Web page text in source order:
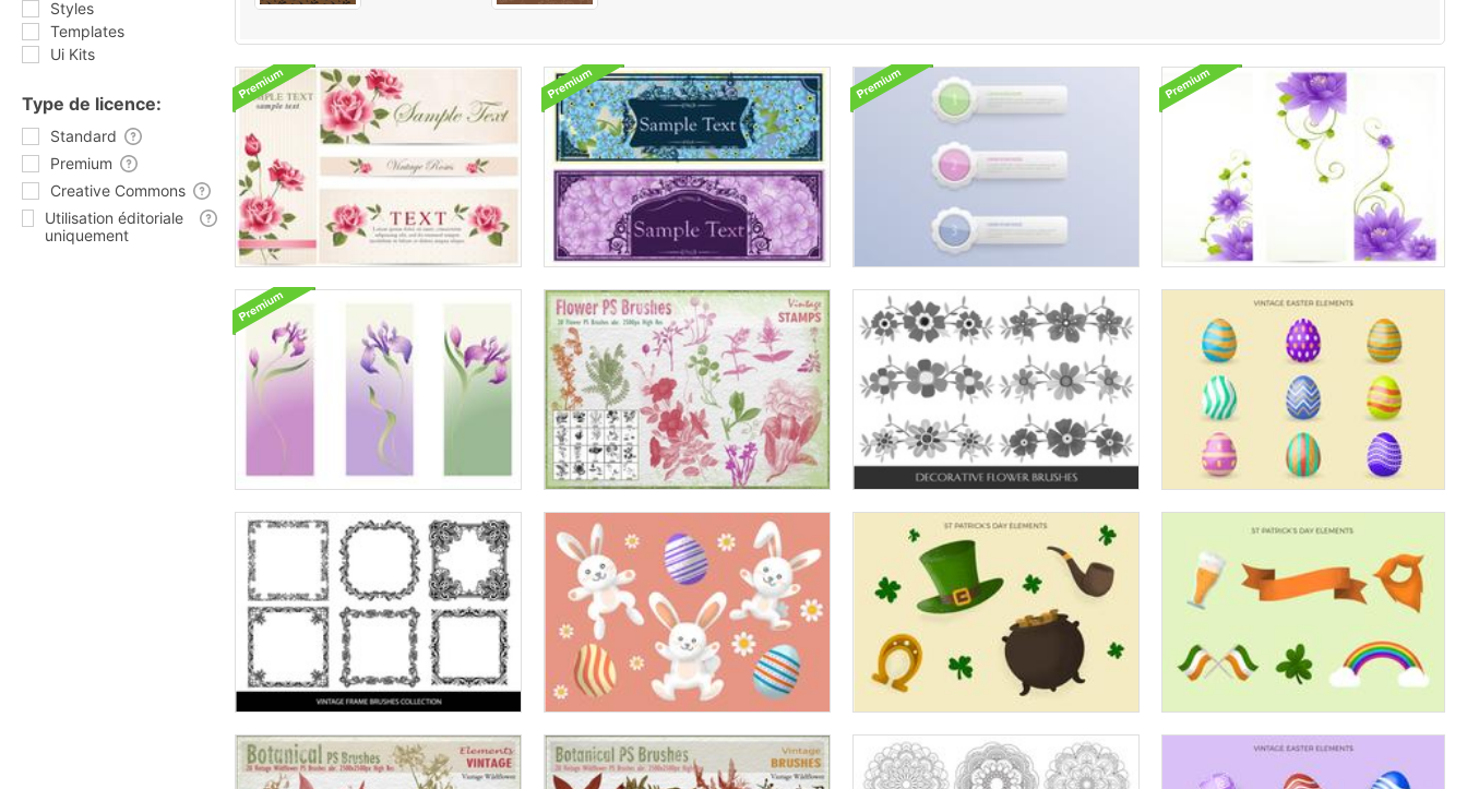
Styles
Templates
Ui Kits
Type de licence:
Standard
Premium
Creative Commons
Utilisation éditoriale
uniquement